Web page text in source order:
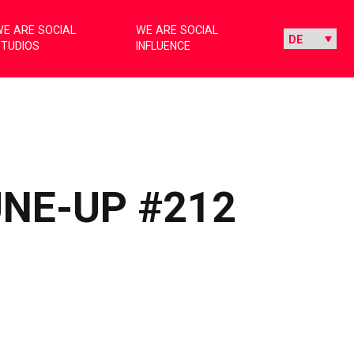
ARE SOCIAL
WE ARE SOCIAL
INFLUENCE
UP #212